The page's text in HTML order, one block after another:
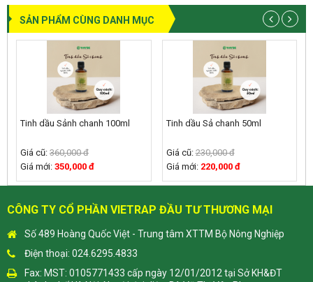
SẢN PHẨM CÙNG DANH MỤC
Tinh dầu Sảnh chanh 100ml
Giá cũ: 360,000 đ
Giá mới: 350,000 đ
Tinh dầu Sả chanh 50ml
Giá cũ: 230,000 đ
Giá mới: 220,000 đ
CÔNG TY CỔ PHẦN VIETRAP ĐẦU TƯ THƯƠNG MẠI
Số 489 Hoàng Quốc Việt - Trung tâm XTTM Bộ Nông Nghiệp
Điện thoại: 024.6295.4833
Fax: MST: 0105771433 cấp ngày 12/01/2012 tại Sở KH&ĐT